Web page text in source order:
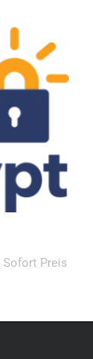
Sofort Preis